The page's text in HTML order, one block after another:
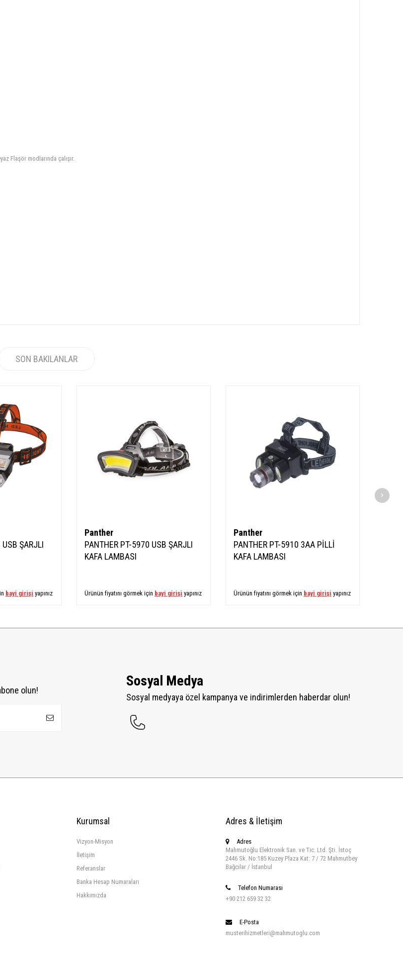
Flaşör modlarında çalışır.
SON BAKILANLAR
ŞARJLI
bayi girişi yapınız
Panther
PANTHER PT-5970 USB ŞARJLI
KAFA LAMBASI
Ürünün fiyatını görmek için bayi girişi yapınız
Panther
PANTHER PT-5910 3AA PİLLİ
KAFA LAMBASI
Ürünün fiyatını görmek için bayi girişi yapınız
olun!
Sosyal Medya
Sosyal medyaya özel kampanya ve indirimlerden haberdar olun!
Kurumsal
Vizyon-Misyon
İletişim
Referanslar
Banka Hesap Numaraları
Hakkımızda
Adres & İletişim
Adres
Mahmutoğlu Elektronik San. ve Tic. Ltd. Şti. İstoç
2446 Sk. No:185 Kuzey Plaza Kat: 7 / 72 Mahmutbey
Bağcılar / İstanbul
Telefon Numarası
+90 212 659 32 32
E-Posta
musterihizmetleri@mahmutoglu.com